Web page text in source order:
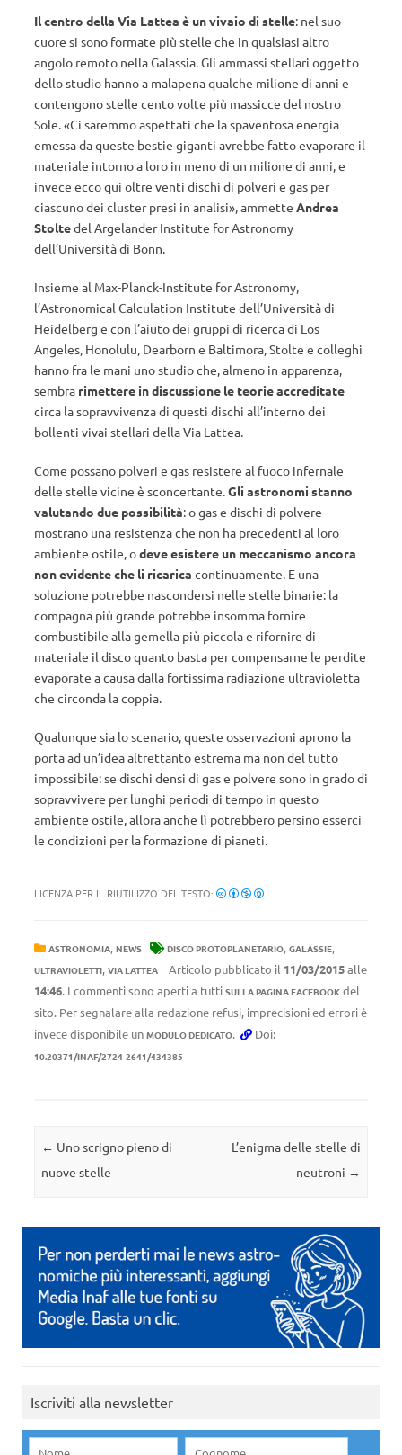
Il centro della Via Lattea è un vivaio di stelle: nel suo
cuore si sono formate più stelle che in qualsiasi altro
angolo remoto nella Galassia. Gli ammassi stellari oggetto
dello studio hanno a malapena qualche milione di anni e
contengono stelle cento volte più massicce del nostro
Sole. «Ci saremmo aspettati che la spaventosa energia
emessa da queste bestie giganti avrebbe fatto evaporare il
materiale intorno a loro in meno di un milione di anni, e
invece ecco qui oltre venti dischi di polveri e gas per
ciascuno dei cluster presi in analisi», ammette Andrea
Stoltedel Argelander Institute for Astronomy
dell’Università di Bonn.
Insieme al Max-Planck-Institute for Astronomy,
l’Astronomical Calculation Institute dell’Università di
Heidelberg e con l’aiuto dei gruppi di ricerca di Los
Angeles, Honolulu, Dearborn e Baltimora, Stolte e colleghi
hanno fra le mani uno studio che, almeno in apparenza,
sembra rimettere in discussione le teorie accreditate
circa la sopravvivenza di questi dischi all’interno dei
bollenti vivai stellari della Via Lattea.
Come possano polveri e gas resistere al fuoco infernale
delle stelle vicine è sconcertante.Gli astronomi stanno
valutando due possibilità: o gas e dischi di polvere
mostrano una resistenza che non ha precedenti al loro
ambiente ostile, odeve esistere un meccanismo ancora
non evidente che li ricarica continuamente. E una
soluzione potrebbe nascondersi nelle stelle binarie: la
compagna più grande potrebbe insomma fornire
combustibile alla gemella più piccola e rifornire di
materiale il disco quanto basta per compensarne le perdite
evaporate a causa dalla fortissima radiazione ultravioletta
che circonda la coppia.
Qualunque sia lo scenario, queste osservazioni aprono la
porta ad un’idea altrettanto estrema ma non del tutto
impossibile: se dischi densi di gas e polvere sono in grado di
sopravvivere per lunghi periodi di tempo in questo
ambiente ostile, allora anche lì potrebbero persino esserci
le condizioni per la formazione di pianeti.
LICENZA PER IL RIUTILIZZO DEL TESTO:
ASTRONOMIA, NEWS DISCO PROTOPLANETARIO, GALASSIE,
ULTRAVIOLETTI, VIA LATTEA Articolo pubblicato il 11/03/2015alle
14:46. I commenti sono aperti a tutti SULLA PAGINA FACEBOOK del
sito. Per segnalare alla redazione refusi, imprecisioni ed errori è
invece disponibile un MODULO DEDICATO. Doi:
10.20371/INAF/2724-2641/434385
Navigazione articolo
← Uno scrigno pieno di
nuove stelle
L’enigma delle stelle di
neutroni →
Iscriviti alla newsletter